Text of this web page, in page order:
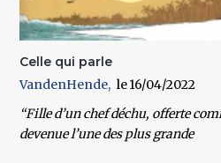
Celle qui parle
VandenHende
16/04/2022
“Fille d’un chef déchu, offerte
devenue l’une des plus grande